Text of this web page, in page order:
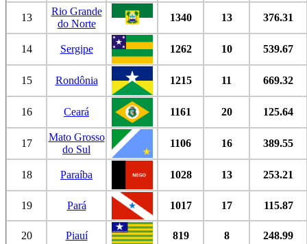
13
Rio Grande
do Norte
1340 13 376.31
14 Sergipe 1262 10 539.67
15 Rondônia 1215 11 669.32
16 Ceará 1161 20 125.64
17
Mato Grosso
do Sul
1106 16 389.55
18 Paraíba 1028 13 253.21
19 Pará 1017 17 115.87
20 Piauí 819 8 248.99